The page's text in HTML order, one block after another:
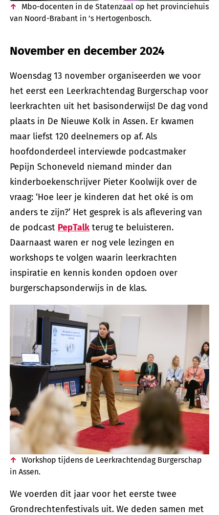
Mbo-docenten in de Statenzaal op het provinciehuis
van Noord-Brabant in ’s Hertogenbosch.
November en december 2024
Woensdag 13 november organiseerden we voor
het eerst een Leerkrachtendag Burgerschap voor
leerkrachten uit het basisonderwijs! De dag vond
plaats in De Nieuwe Kolk in Assen. Er kwamen
maar liefst 120 deelnemers op af. Als
hoofdonderdeel interviewde podcastmaker
Pepijn Schoneveld niemand minder dan
kinderboekenschrijver Pieter Koolwijk over de
vraag: ‘Hoe leer je kinderen dat het oké is om
anders te zijn?’ Het gesprek is als aflevering van
de podcast PepTalk terug te beluisteren.
Daarnaast waren er nog vele lezingen en
workshops te volgen waarin leerkrachten
inspiratie en kennis konden opdoen over
burgerschapsonderwijs in de klas.
Workshop tijdens de Leerkrachtendag Burgerschap
in Assen.
We voerden dit jaar voor het eerste twee
Grondrechtenfestivals uit. We deden samen met